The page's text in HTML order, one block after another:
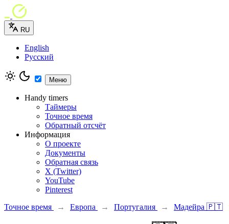
RU
English
Русский
Меню
Handy timers
Таймеры
Точное время
Обратный отсчёт
Информация
О проекте
Документы
Обратная связь
X (Twitter)
YouTube
Pinterest
Точное время
→ Европа → Португалия → Мадейра 🇵🇹